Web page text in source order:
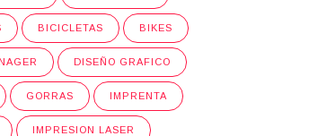
BICICLETAS BIKES
DISEÑO GRAFICO
GORRAS IMPRENTA
IMPRESION LASER